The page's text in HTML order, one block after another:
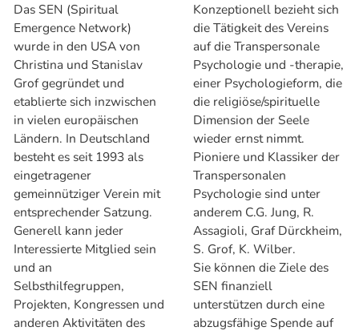
Das SEN (Spiritual
Emergence Network)
wurde in den USA von
Christina und Stanislav
Grof gegründet und
etablierte sich inzwischen
in vielen europäischen
Ländern. In Deutschland
besteht es seit 1993 als
eingetragener
gemeinnütziger Verein mit
entsprechender Satzung.
Generell kann jeder
Interessierte Mitglied sein
und an
Selbsthilfegruppen,
Projekten, Kongressen und
anderen Aktivitäten des
Konzeptionell bezieht sich
die Tätigkeit des Vereins
auf die Transpersonale
Psychologie und -therapie,
einer Psychologieform, die
die religiöse/spirituelle
Dimension der Seele
wieder ernst nimmt.
Pioniere und Klassiker der
Transpersonalen
Psychologie sind unter
anderem C.G. Jung, R.
Assagioli, Graf Dürckheim,
S. Grof, K. Wilber.
Sie können die Ziele des
SEN finanziell
unterstützen durch eine
abzugsfähige Spende auf